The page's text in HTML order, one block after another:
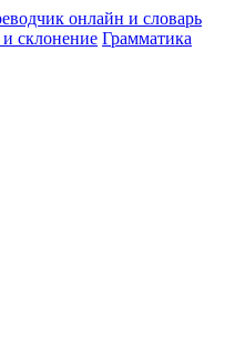
и склонение Грамматика